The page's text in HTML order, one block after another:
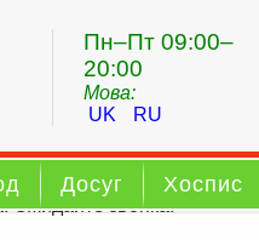
Пн–Пт 09:00–
20:00
Мова:
UK
RU
Ожидайте звонка.
Досуг Хоспис